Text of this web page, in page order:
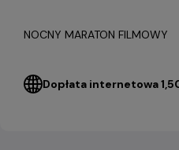
NOCNY MARATON FILMOWY
Dopłata internetowa